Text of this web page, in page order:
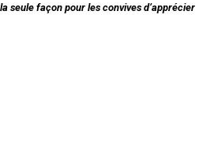
seule façon pour les convives d’apprécier